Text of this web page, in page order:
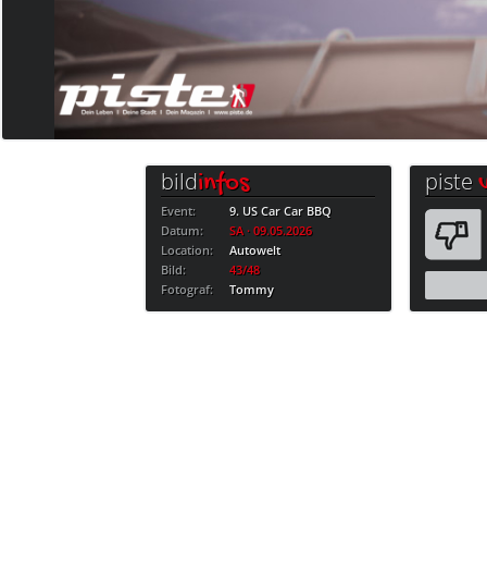
bildinfos
Event:
9. US Car Car BBQ
Datum:
SA · 09.05.2026
Location:
Autowelt
Bild:
43/48
Fotograf:
Tommy
piste